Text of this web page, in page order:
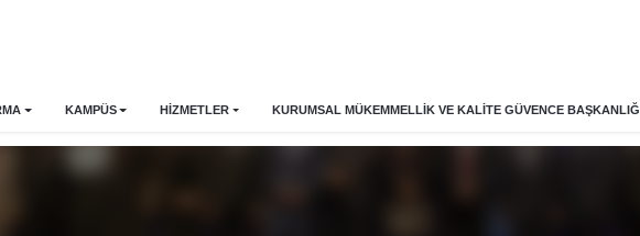
KAMPÜS HİZMETLER KURUMSAL MÜKEMMELLIK VE KALITE GÜVENCE BAŞKANLIĞI